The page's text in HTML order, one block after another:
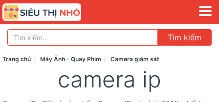
Tìm kiếm
Trang chủ Máy Ảnh - Quay Phim Camera giám sát
camera ip